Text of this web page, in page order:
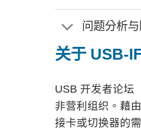
问题分析
关于 USB-
USB 开发者论坛
非营利组织。藉
接卡或切换器的